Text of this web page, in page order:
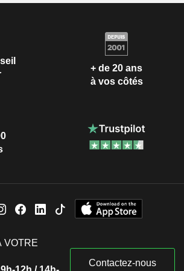
+ de 20 ans
à vos côtés
VOTRE
Contactez-nous